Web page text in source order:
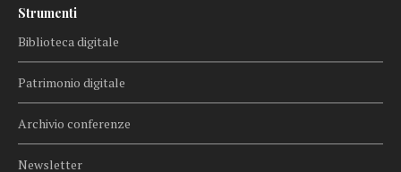
Strumenti
Biblioteca digitale
Patrimonio digitale
Archivio conferenze
Newsletter